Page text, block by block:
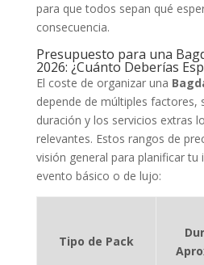
para que todos sepan qué
consecuencia.
Presupuesto para una
2026: ¿Cuánto Deberías
El coste de organizar una
depende de múltiples factores,
duración y los servicios extras
relevantes. Estos rangos de
visión general para planificar tu
evento básico o de lujo:
Tipo de Pack